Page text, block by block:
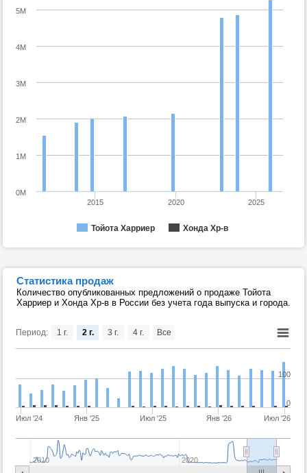
Тойота Харриер Хонда Хр-в
2015 2020 2025
0M
1M
2M
3M
4M
5M
Статистика продаж
Количество опубликованных предложений о продаже Тойота
Харриер и Хонда Хр-в в России без учета года выпуска и города.
Период:
Июл '24 Янв '25 Июл '25 Янв '26 Июл '26
2010 2020
0
100
1 г. 2 г. 3 г. 4 г. Все